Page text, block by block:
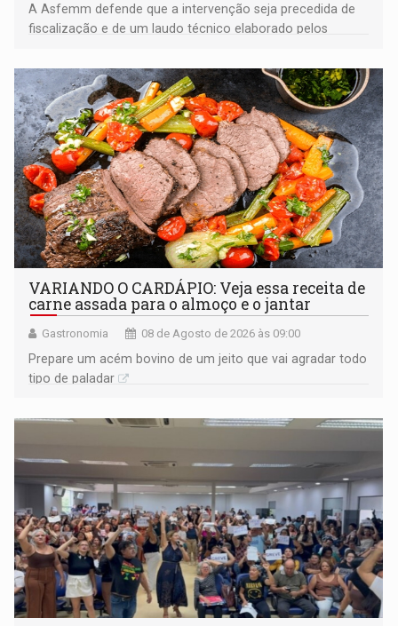
A Asfemm defende que a intervenção seja precedida de
fiscalização e de um laudo técnico elaborado pelos
VARIANDO O CARDÁPIO: Veja essa receita de
carne assada para o almoço e o jantar
Gastronomia 08 de Agosto de 2026 às 09:00
Prepare um acém bovino de um jeito que vai agradar todo
tipo de paladar